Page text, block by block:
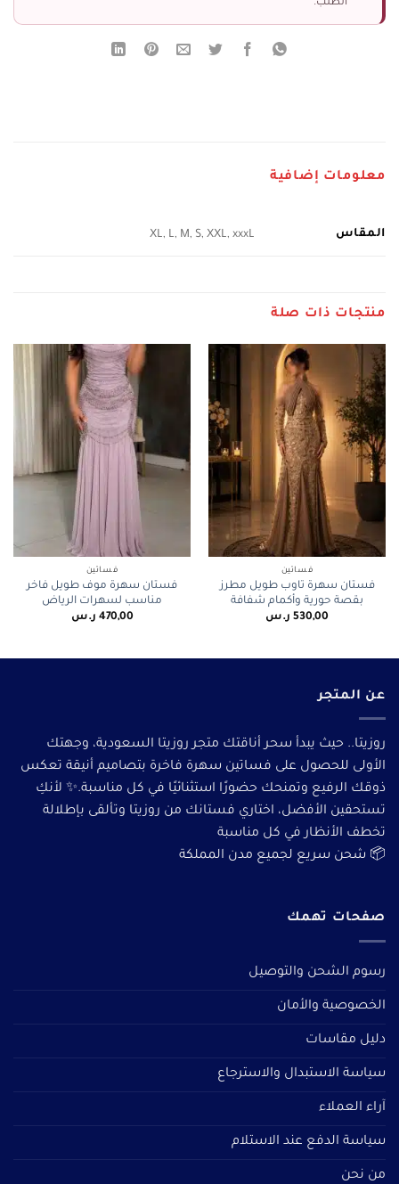
الطلب.
معلومات إضافية
المقاس XL, L, M, S, XXL, xxxL
منتجات ذات صلة
فساتين
فستان سهرة تاوب طويل مطرز
بقصة حورية وأكمام شفافة
530,00 ر.س
فساتين
فستان سهرة موف طويل فاخر
مناسب لسهرات الرياض
470,00 ر.س
عن المتجر
روزيتا.. حيث يبدأ سحر أناقتك متجر روزيتا السعودية، وجهتك
الأولى للحصول على فساتين سهرة فاخرة بتصاميم أنيقة تعكس
ذوقك الرفيع وتمنحك حضورًا استثنائيًا في كل مناسبة.✨ لأنكِ
تستحقين الأفضل، اختاري فستانك من روزيتا وتألقى بإطلالة
تخطف الأنظار في كل مناسبة
📦 شحن سريع لجميع مدن المملكة
صفحات تهمك
رسوم الشحن والتوصيل
الخصوصية والأمان
دليل مقاسات
سياسة الاستبدال والاسترجاع
آراء العملاء
سياسة الدفع عند الاستلام
من نحن